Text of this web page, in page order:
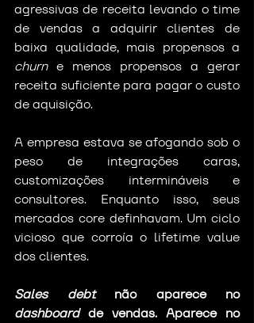
agressivas de receita levando o time
de vendas a adquirir clientes de
churn e menos propensos a gerar
receita suficiente para pagar o custo
de aquisição.
A empresa estava se afogando sob o
peso de integrações caras,
customizações intermináveis e
consultores. Enquanto isso, seus
mercados core definhavam. Um ciclo
vicioso que corroía o lifetime value
dos clientes.
Sales debt
não aparece no
dashboard
de vendas. Aparece no